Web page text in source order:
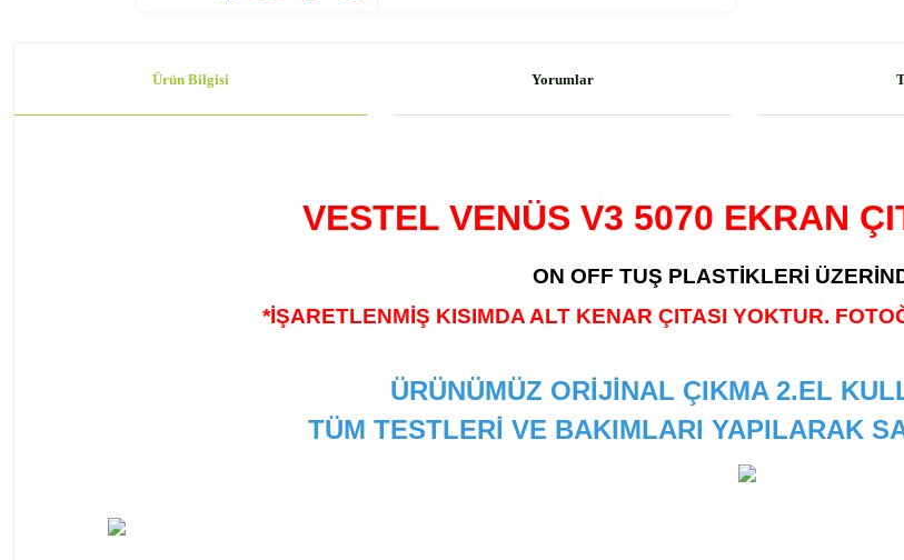
Ürün Bilgisi Yorumlar
VESTEL VENÜS V3 5070 EKRAN
ON OFF TUŞ PLASTİKLERİ
*İŞARETLENMİŞ KISIMDA ALT KENAR ÇITASI YOKTUR.
ÜRÜNÜMÜZ ORİJİNAL ÇIKMA 2.EL
TÜM TESTLERİ VE BAKIMLARI YAPILARAK